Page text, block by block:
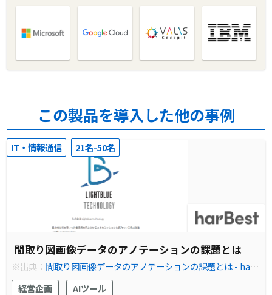
この製品を導入した他の事例
IT・情報通信 21名-50名
間取り図画像データのアノテーションの課題とは
※出典： 間取り図画像データのアノテーションの課題とは - harB
estでアノテーション・AI(人工知能)開発を簡単に
経営企画
AIツール